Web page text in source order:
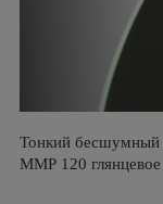
Тонкий бесшумный
ММР 120 глянцевое